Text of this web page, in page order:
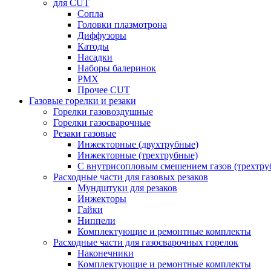
для CUT
Сопла
Головки плазмотрона
Диффузоры
Катоды
Насадки
Наборы балеринок
PMX
Прочее CUT
Газовые горелки и резаки
Горелки газовоздушные
Горелки газосварочные
Резаки газовые
Инжекторные (двухтрубные)
Инжекторные (трехтрубные)
С внутрисопловым смешением газов
Расходные части для газовых резаков
Мундштуки для резаков
Инжекторы
Гайки
Ниппели
Комплектующие и ремонтные комплекты
Расходные части для газосварочных горелок
Наконечники
Комплектующие и ремонтные комплекты